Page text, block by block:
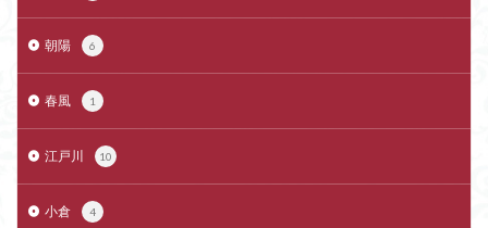
朝陽 6
春風 1
江戸川 10
小倉 4